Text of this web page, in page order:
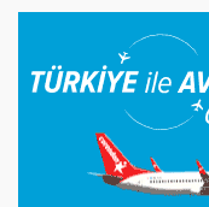
İlginizi Çekebilir
6 saat